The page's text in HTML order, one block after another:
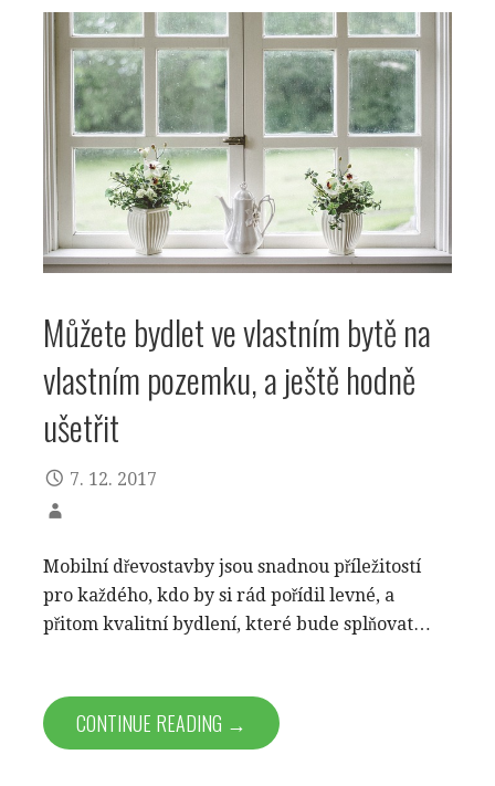
Můžete bydlet ve vlastním bytě na
vlastním pozemku, a ještě hodně
ušetřit
7. 12. 2017
Mobilní dřevostavby jsou snadnou příležitostí
pro každého, kdo by si rád pořídil levné, a
přitom kvalitní bydlení, které bude splňovat…
CONTINUE READING →